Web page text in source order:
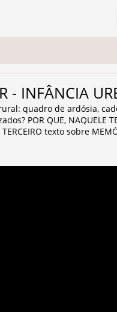
- INFÂNCIA
quadro de ardósia,
POR QUE, NAQUELE
texto sobre